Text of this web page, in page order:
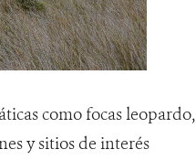
como focas leopardo,
y sitios de interés